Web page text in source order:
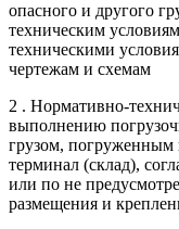
опасного и другого
техническим
техническими
чертежам и схемам
2 . Нормативно-
выполнению
грузом, погруженным
терминал (склад),
или по не
размещения и